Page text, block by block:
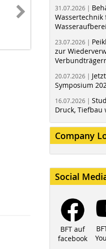
31.07.2026 |
23.07.2026 |
zur
20.07.2026 |
Symposium
16.07.2026 |
Druck, Tiefbau
Company
Social
BFT auf
facebook